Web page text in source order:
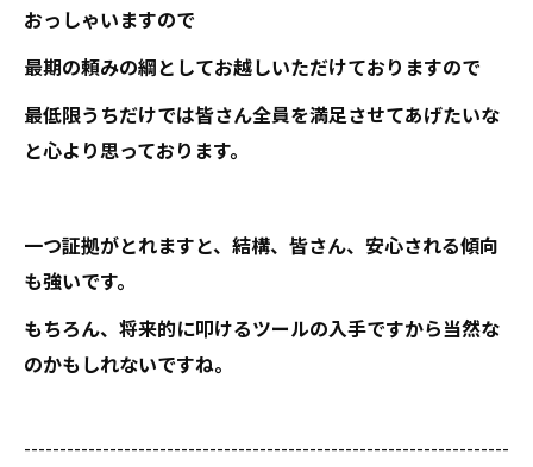
おっしゃいますので
最期の頼みの綱としてお越しいただけておりますので
最低限うちだけでは皆さん全員を満足させてあげたいな
と心より思っております。
一つ証拠がとれますと、結構、皆さん、安心される傾向
も強いです。
もちろん、将来的に叩けるツールの入手ですから当然な
のかもしれないですね。
--------------------------------------------------------------------